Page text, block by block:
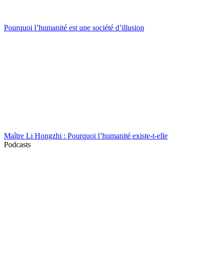
Pourquoi l’humanité est une société d’illusion
Maître Li Hongzhi : Pourquoi l’humanité existe-t-elle
Podcasts